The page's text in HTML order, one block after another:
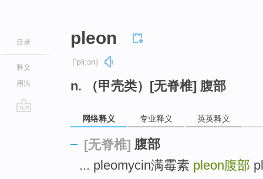
目录
释义
用法
pleon
['pli:ɔn]
n. （甲壳类）[无脊椎] 腹部
网络释义 专业释义 英英释义
[无脊椎] 腹部
... pleomycin满霉素 pleon腹部